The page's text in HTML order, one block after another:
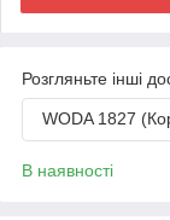
Розгляньте інші
WODA 1827
В наявності